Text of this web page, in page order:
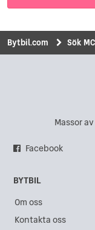
Bytbil.com Sök MC
Massor
Facebook
BYTBIL
Om oss
Kontakta oss